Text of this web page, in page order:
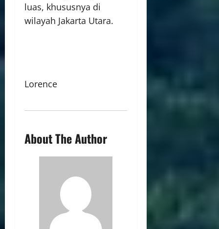
luas, khususnya di
wilayah Jakarta Utara.
Lorence
About The Author